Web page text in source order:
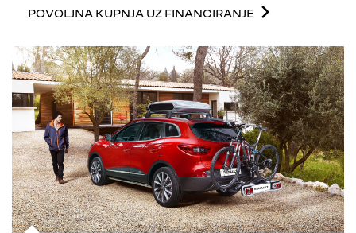
POVOLJNA KUPNJA UZ FINANCIRANJE